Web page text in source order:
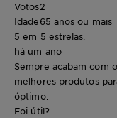
Votos2
Idade65 anos ou mais
5 em 5 estrelas.
há um ano
Sempre acabam com
melhores produtos
óptimo.
Foi útil?